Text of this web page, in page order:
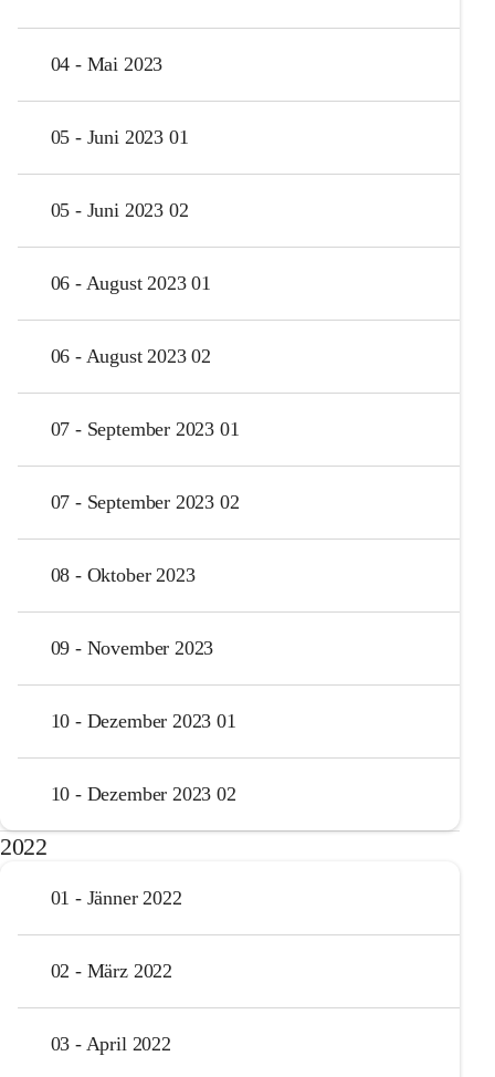
04 - Mai 2023
05 - Juni 2023 01
05 - Juni 2023 02
06 - August 2023 01
06 - August 2023 02
07 - September 2023 01
07 - September 2023 02
08 - Oktober 2023
09 - November 2023
10 - Dezember 2023 01
10 - Dezember 2023 02
2022
01 - Jänner 2022
02 - März 2022
03 - April 2022